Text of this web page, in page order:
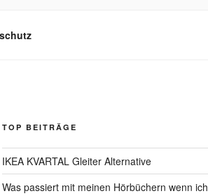
TOP BEITRÄGE
IKEA KVARTAL Gleiter Alternative
Was passiert mit meinen Hörbüchern wenn ich